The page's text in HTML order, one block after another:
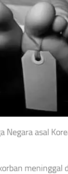
Negara asal
meninggal